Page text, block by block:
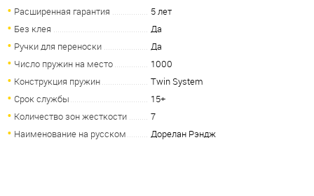
Расширенная гарантия
5 лет
Без клея
Да
Ручки для переноски
Да
Число пружин на место
1000
Конструкция пружин
Twin System
Срок службы
15+
Количество зон жесткости
7
Наименование на русском
Дорелан Рэндж